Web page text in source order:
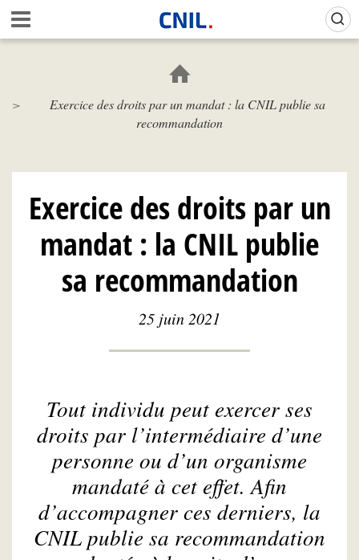
Aller
au
contenu
c
i
N
L
Exercice des droits par un mandat : la CNIL publie sa
recommandation
Exercice des droits par un
mandat : la CNIL publie
sa recommandation
25 juin 2021
Tout individu peut exercer ses
droits par l’intermédiaire d’une
personne ou d’un organisme
mandaté à cet effet. Afin
d’accompagner ces derniers, la
CNIL publie sa recommandation
Gestion de vos préférences sur les cookies (témoins de connexion)